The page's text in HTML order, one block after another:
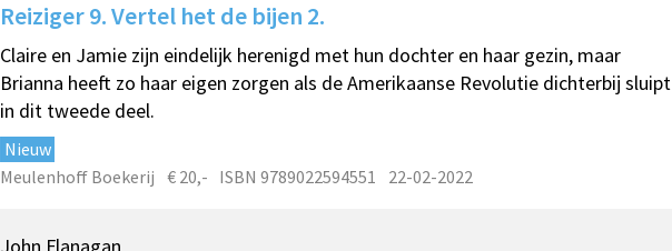
Reiziger 9. Vertel het de bijen 2.
Claire en Jamie zijn eindelijk herenigd met hun dochter en haar gezin, maar
Brianna heeft zo haar eigen zorgen als de Amerikaanse Revolutie dichterbij sluipt
in dit tweede deel.
Nieuw
Meulenhoff Boekerij € 20,- ISBN 9789022594551 22-02-2022
John Flanagan